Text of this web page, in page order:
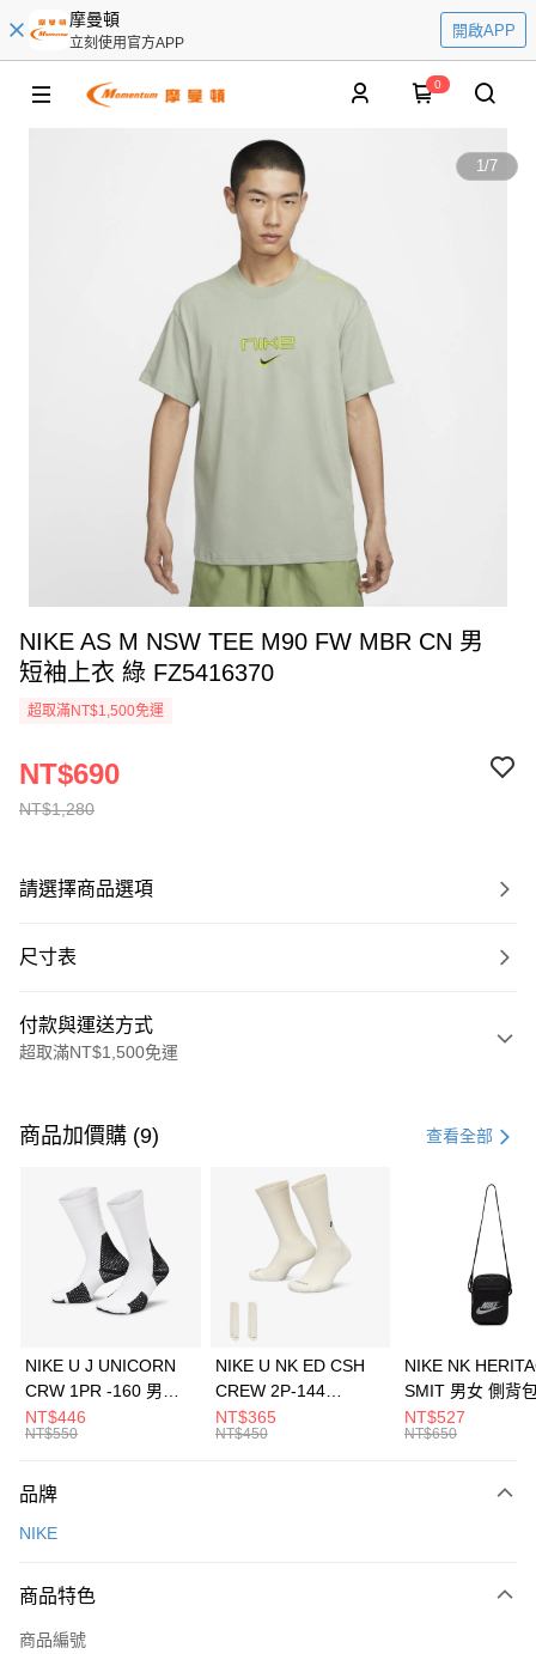
摩曼頓
立刻使用官方APP
開啟APP
0
1/7
NIKE AS M NSW TEE M90 FW MBR CN 男
短袖上衣 綠 FZ5416370
超取滿NT$1,500免運
NT$1,280
NT$690
請選擇商品選項
尺寸表
付款與運送方式
超取滿NT$1,500免運
信用卡一次付款
3 期 0 利率 每期 21家銀行
合作金庫商業銀行
第一商業銀行
華南商業銀行
彰化商業銀行
上海商業儲蓄銀行
元大商業銀行
台灣樂天信用卡公司
Apple Pay
全盈+PAY
AFTEE先享後付
【關於「AFTEE先享後付」】
便利好安心！
３．安心：先確認商品／服務後，再付款。
【「AFTEE先享後付」結帳流程】
運送方式
每筆NT$100，滿NT$1,500(含以上)免運費
宅配
商品加價購 (9) 查看全部
NIKE U J UNICORN
CRW 1PR -160 男女
中統襪 FZ3393100
NT$446
NT$550
NIKE U NK ED CSH
CREW 2P-144
EMBRDY 男女 短統襪
FZ3073133
NT$365
NT$450
NIKE NK
SMIT 男女 側背
BA5871010
NT$527
NT$650
品牌
NIKE
商品特色
商品編號